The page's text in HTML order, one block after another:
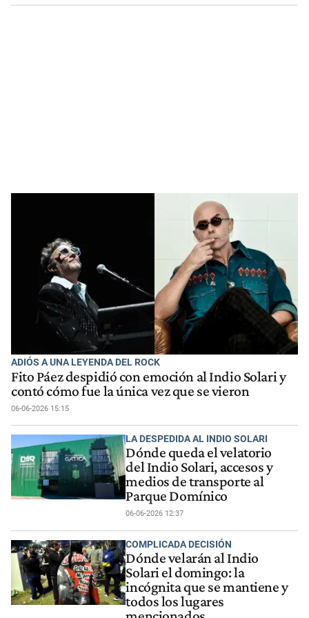
ADIÓS A UNA LEYENDA DEL ROCK
Fito Páez despidió con emoción al Indio Solari y
contó cómo fue la única vez que se vieron
06-06-2026 15:15
LA DESPEDIDA AL INDIO SOLARI
Dónde queda el velatorio
del Indio Solari, accesos y
medios de transporte al
Parque Domínico
06-06-2026 12:37
COMPLICADA DECISIÓN
Dónde velarán al Indio
Solari el domingo: la
incógnita que se mantiene y
todos los lugares